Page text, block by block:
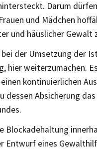
Darum
und Mädchen
und häuslicher Gewalt
der Umsetzung der
hier weiterzumachen.
kontinuierlichen
Absicherung
Blockadehaltung
Entwurf eines